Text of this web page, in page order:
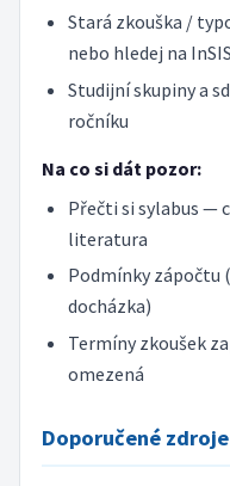
Stará zkouška /
nebo hledej na InSIS
Studijní skupiny a
ročníku
Na co si dát pozor:
Přečti si sylabus —
literatura
Podmínky zápočtu
docházka)
Termíny zkoušek
omezená
Doporučené zdroje